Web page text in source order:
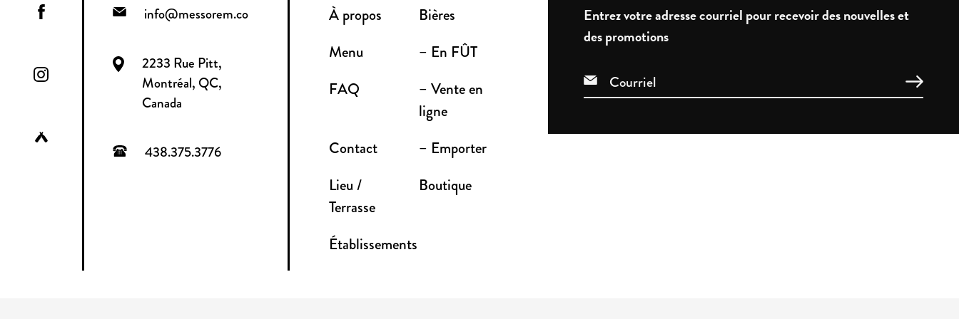
info@messorem.co
2233 Rue Pitt,
Montréal, QC,
Canada
438.375.3776
À propos
Bières
Menu
– En FÛT
FAQ
– Vente en
ligne
Contact
– Emporter
Lieu /
Terrasse
Boutique
Établissements
Entrez votre adresse courriel pour recevoir des nouvelles et
des promotions